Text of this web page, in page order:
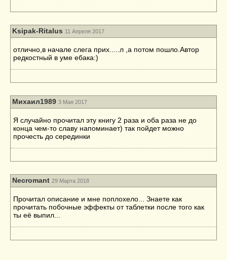
Ksipak-Ritalus 11 Апреля 2017
отлично,в начале слега прих.....л ,а потом пошло.Автор
редкостный в уме ебака:)
Михаил1989 3 Мая 2017
Я случайно прочитал эту книгу 2 раза и оба раза не до
конца чем-то славу напоминает) так пойдет можно
прочесть до серединки
Necromant 29 Марта 2018
Прочитал описание и мне поплохело... Знаете как
прочитать побочные эффекты от таблетки после того как
ты её выпил...